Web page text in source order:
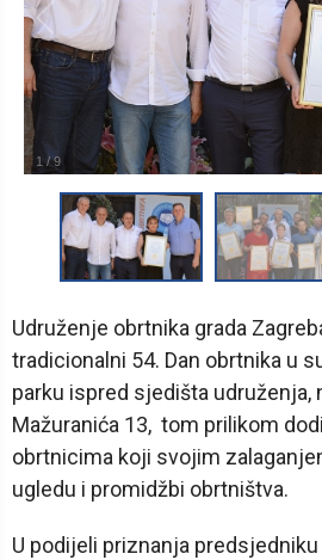
1 /9
Udruženje obrtnika grada
tradicionalni 54. Dan obrtnika u
parku ispred sjedišta udruženja,
Mažuranića 13, tom prilikom
obrtnicima koji svojim
ugledu i promidžbi obrtništva.
U podijeli priznanja